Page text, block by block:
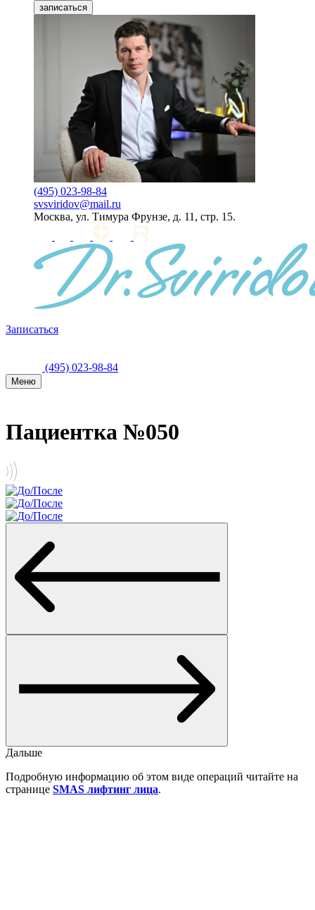
записаться
(495) 023-98-84
svsviridov@mail.ru
Москва, ул. Тимура Фрунзе, д. 11, стр. 15.
Записаться
(495) 023-98-84
Меню
Пациентка №050
Дальше
Подробную информацию об этом виде операций читайте на
странице SMAS лифтинг лица.